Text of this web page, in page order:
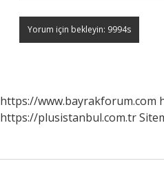
https://www.bayrakforum.com
https://plusistanbul.com.tr